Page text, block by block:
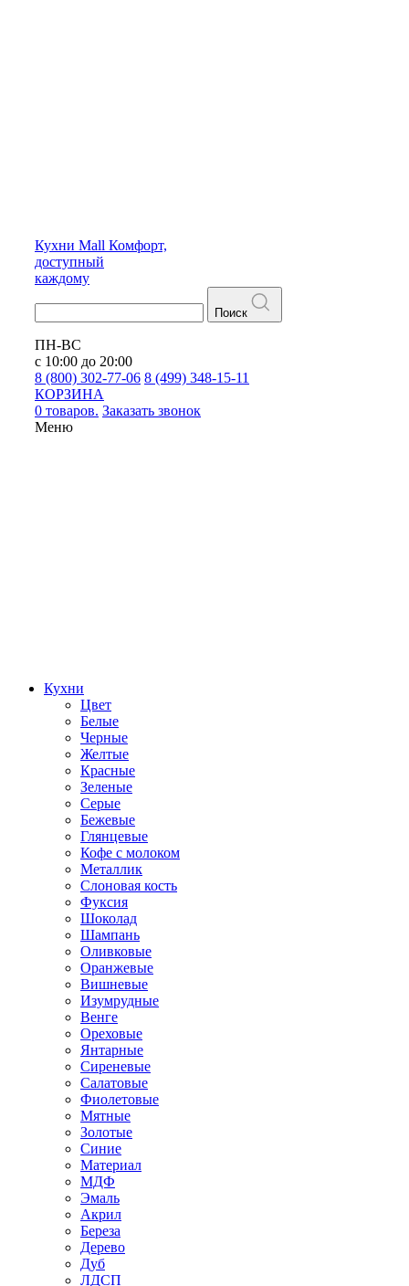
Кухни Mall Комфорт,
доступный
каждому
Поиск
ПН-ВС
с 10:00 до 20:00
8 (800) 302-77-06 8 (499) 348-15-11
КОРЗИНА
0 товаров. Заказать звонок
Меню
Кухни
Цвет
Белые
Черные
Желтые
Красные
Зеленые
Серые
Бежевые
Глянцевые
Кофе с молоком
Металлик
Слоновая кость
Фуксия
Шоколад
Шампань
Оливковые
Оранжевые
Вишневые
Изумрудные
Венге
Ореховые
Янтарные
Сиреневые
Салатовые
Фиолетовые
Мятные
Золотые
Синие
Материал
МДФ
Эмаль
Акрил
Береза
Дерево
Дуб
ЛДСП